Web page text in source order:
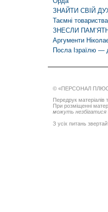
ЗНАЙТИ СВІЙ
Таємні
ЗНЕСЛИ
Аргументи
Посла Ізраїлю —
© «ПЕРСОНАЛ ПЛЮС».
Передрук матеріалів
При розміщенні
можуть незбігатися
З усіх питань